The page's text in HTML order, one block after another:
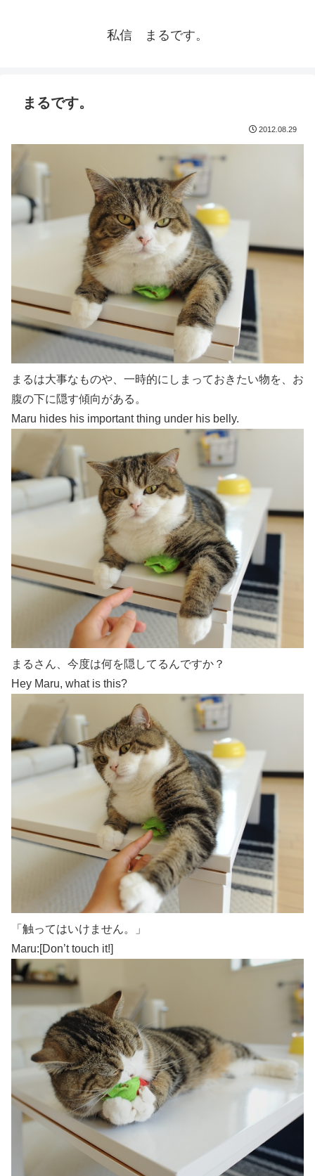
私信 まるです。
まるです。
2012.08.29
まるは大事なものや、一時的にしまっておきたい物を、お
腹の下に隠す傾向がある。
Maru hides his important thing under his belly.
まるさん、今度は何を隠してるんですか？
Hey Maru, what is this?
「触ってはいけません。」
Maru:[Don’t touch it!]